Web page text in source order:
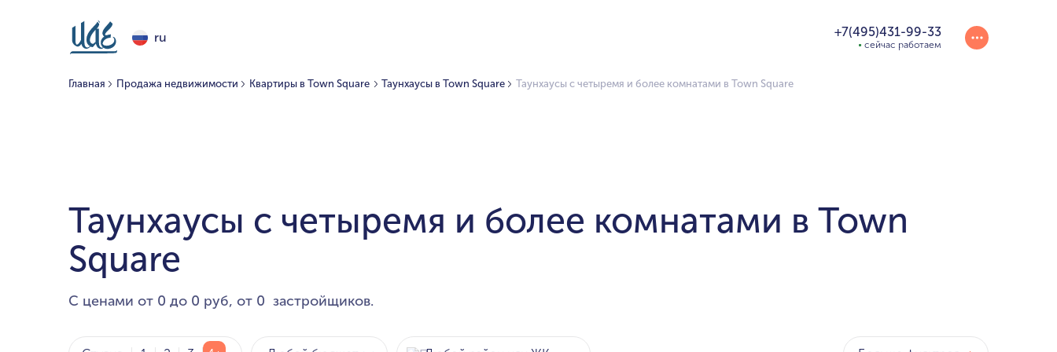
ru +7(495)431-99-33
сейчас работаем
Главная Продажа недвижимости Квартиры в Town Square Таунхаусы в Town Square Таунхаусы с четыремя и более комнатами в Town Square
Таунхаусы с четыремя и более комнатами в Town
Square
С ценами от 0 до 0 руб, от 0 застройщиков.